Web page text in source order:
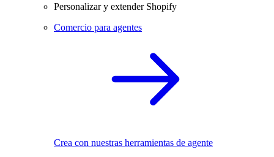
Personalizar y extender Shopify
Comercio para agentes
Crea con nuestras herramientas de agente